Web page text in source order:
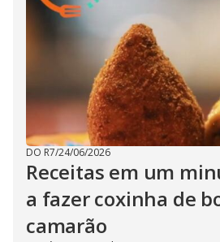
DO R7/24/06/2026
Receitas em um
a fazer coxinha de
camarão